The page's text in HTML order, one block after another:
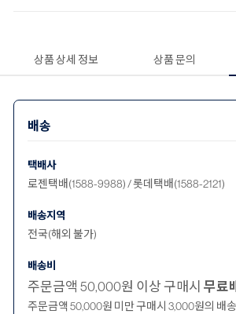
상품 상세 정보 상품 문의
배송
택배사
로젠택배(1588-9988) / 롯데택배(1588-2121)
배송지역
전국(해외 불가)
배송비
주문금액 50,000원 이상 구매시 무료
주문금액 50,000원 미만 구매시 3,000원의 배